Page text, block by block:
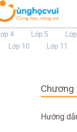
4 Lớp 5
Lớp 10 Lớp 11
Hướng